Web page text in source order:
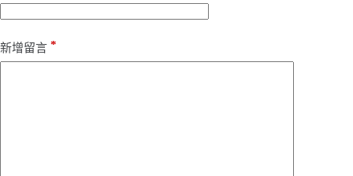
新增留言 *